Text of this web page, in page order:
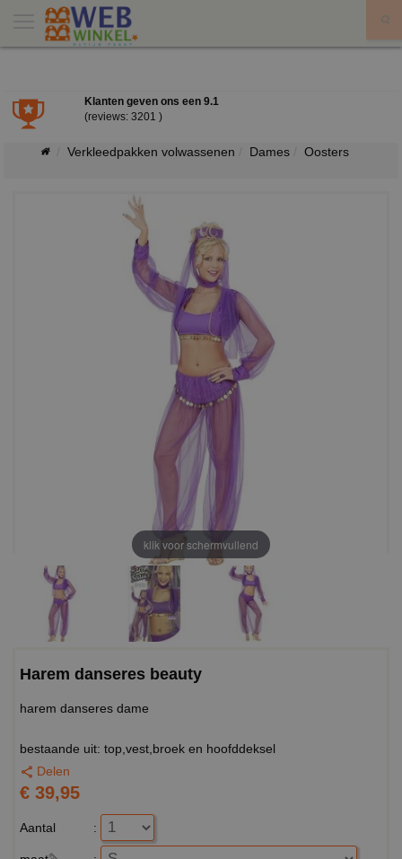
Klanten geven ons een 9.1
(reviews: 3201 )
Verkleedpakken volwassenen Dames Oosters
klik voor schermvullend
Harem danseres beauty
harem danseres dame
bestaande uit: top,vest,broek en hoofddeksel
Delen
€ 39,95
Aantal :